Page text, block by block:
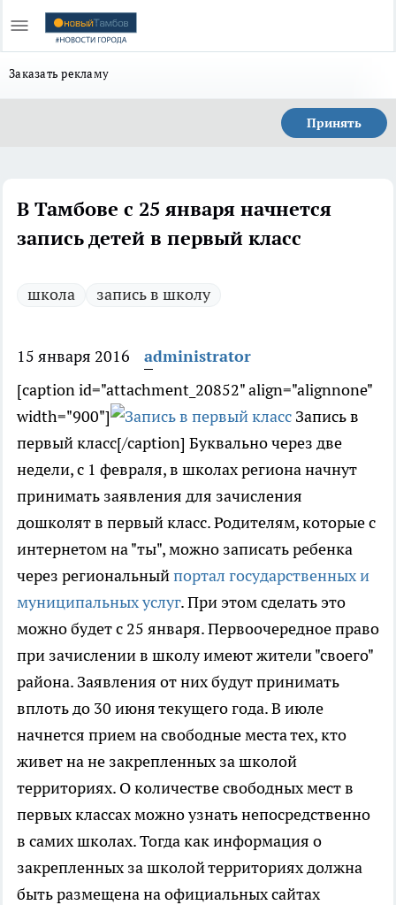
Заказать рекламу
Принять
В Тамбове с 25 января начнется
запись детей в первый класс
школа запись в школу
15 января 2016
administrator
[caption id="attachment_20852" align="alignnone"
width="900"]
Запись в
первый класс[/caption] Буквально через две
недели, с 1 февраля, в школах региона начнут
принимать заявления для зачисления
дошколят в первый класс. Родителям, которые с
интернетом на "ты", можно записать ребенка
через региональныйпортал государственных и
муниципальных услуг. При этом сделать это
можно будет с 25 января. Первоочередное право
при зачислении в школу имеют жители "своего"
района. Заявления от них будут принимать
вплоть до 30 июня текущего года. В июле
начнется прием на свободные места тех, кто
живет на не закрепленных за школой
территориях. О количестве свободных мест в
первых классах можно узнать непосредственно
в самих школах. Тогда как информация о
закрепленных за школой территориях должна
быть размещена на официальных сайтах